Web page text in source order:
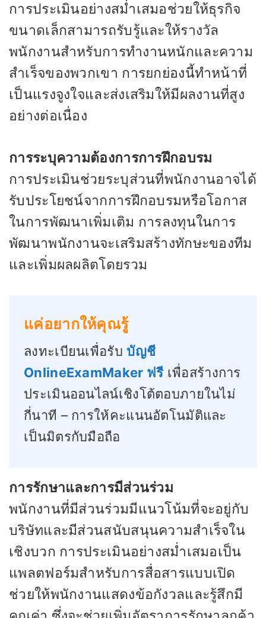
การประเมินอย่างสม่ำเสมอช่วยให้ธุรกิจ
ขนาดเล็กสามารถรับรู้และให้รางวัล
พนักงานสำหรับการทำงานหนักและความ
สำเร็จของพวกเขา การยกย่องนี้ทำหน้าที่
เป็นแรงจูงใจและส่งเสริมให้มีผลงานที่สูง
อย่างต่อเนื่อง
การระบุความต้องการการฝึกอบรม
การประเมินช่วยระบุส่วนที่พนักงานอาจได้
รับประโยชน์จากการฝึกอบรมหรือโอกาส
ในการพัฒนาเพิ่มเติม การลงทุนในการ
พัฒนาพนักงานจะเสริมสร้างทักษะของทีม
และเพิ่มผลผลิตโดยรวม
แค่อยากให้คุณรู้
ลงทะเบียนเพื่อรับบัญชี
OnlineExamMaker ฟรี เพื่อสร้างการ
ประเมินออนไลน์เชิงโต้ตอบภายในไม่
กี่นาที – การให้คะแนนอัตโนมัติและ
เป็นมิตรกับมือถือ
การรักษาและการมีส่วนร่วม
พนักงานที่มีส่วนร่วมมีแนวโน้มที่จะอยู่กับ
บริษัทและมีส่วนสนับสนุนความสำเร็จใน
เชิงบวก การประเมินอย่างสม่ำเสมอเป็น
แพลตฟอร์มสำหรับการสื่อสารแบบเปิด
ช่วยให้พนักงานแสดงข้อกังวลและรู้สึกมี